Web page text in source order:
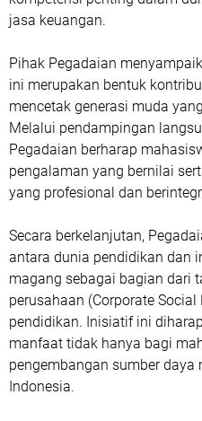
jasa keuangan.
Pihak Pegadaian
ini merupakan bentuk
mencetak generasi muda
Melalui pendampingan
Pegadaian berharap
pengalaman yang bernilai
yang profesional dan
Secara berkelanjutan,
antara dunia pendidikan dan
magang sebagai bagian dari
perusahaan (Corporate
pendidikan. Inisiatif ini
manfaat tidak hanya bagi
pengembangan sumber
Indonesia.